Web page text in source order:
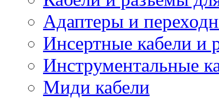
Адаптеры и
Инсертные кабели и
Инструментальные
Миди кабели